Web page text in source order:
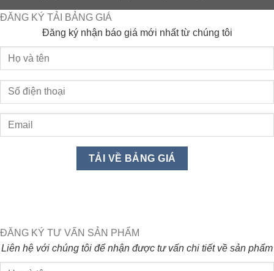
ĐĂNG KÝ TẢI BẢNG GIÁ
Đăng ký nhận báo giá mới nhất từ chúng tôi
ĐĂNG KÝ TƯ VẤN SẢN PHẨM
Liên hệ với chúng tôi để nhận được tư vấn chi tiết về sản phẩm